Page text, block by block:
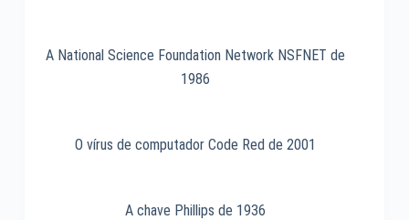
A National Science Foundation Network NSFNET de
1986
O vírus de computador Code Red de 2001
A chave Phillips de 1936